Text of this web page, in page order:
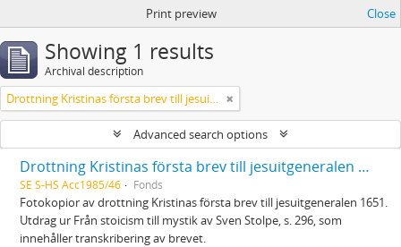
Print preview Close
Showing 1 results
Archival description
Drottning Kristinas första brev till jesuitgeneralen 1651
Advanced search options
Drottning Kristinas första brev till jesuitgeneralen 1651
SE S-HS Acc1985/46 Fonds
Fotokopior av drottning Kristinas första brev till jesuitgeneralen 1651.
Utdrag ur Från stoicism till mystik av Sven Stolpe, s. 296, som
innehåller transkribering av brevet.